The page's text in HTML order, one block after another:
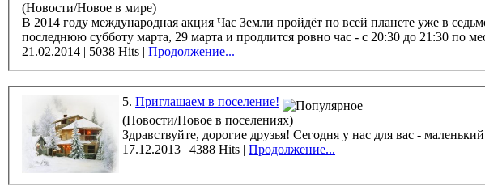
(Новости/Новое в мире)
В 2014 году международная акция Час Земли пройдёт по всей планете уже в
последнюю субботу марта, 29 марта и продлится ровно час - с 20:30 до 21:30 по
21.02.2014 | 5038 Hits | Продолжение...
5. Приглашаем в поселение!
(Новости/Новое в поселениях)
17.12.2013 | 4388 Hits | Продолжение...